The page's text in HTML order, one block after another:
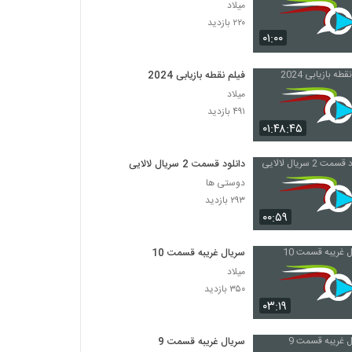
۰۱:۰۰
میلاد
۲۲۰ بازدید
۰۱:۴۸:۴۵
فیلم نقطه بازیابی 2024
میلاد
۴۹۱ بازدید
۰۰:۵۹
دانلود قسمت 2 سریال لالایی
دوستی ها
۲۹۳ بازدید
۰۳:۱۹
سریال غریبه قسمت 10
میلاد
۳۵۰ بازدید
سریال غریبه قسمت 9